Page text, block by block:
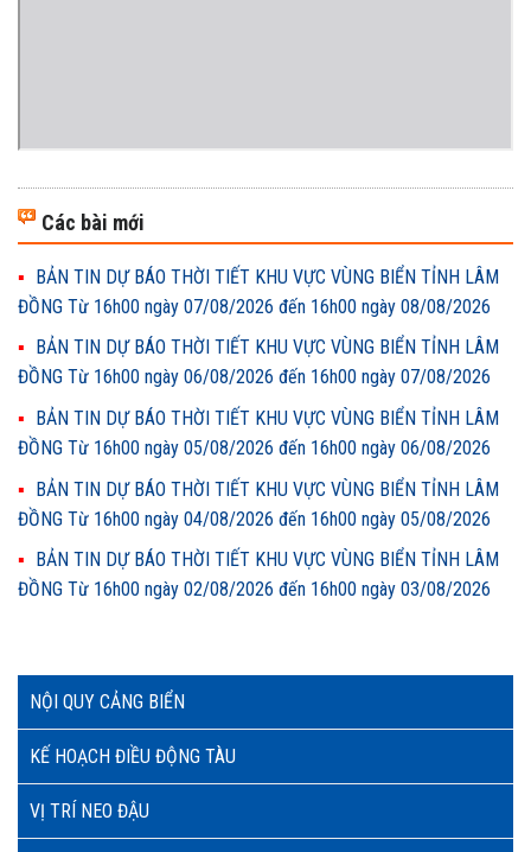
NỘI QUY CẢNG BIỂN
KẾ HOẠCH ĐIỀU ĐỘNG TÀU
VỊ TRÍ NEO ĐẬU
Các bài mới
BẢN TIN DỰ BÁO THỜI TIẾT KHU VỰC VÙNG BIỂN TỈNH LÂM
ĐỒNG Từ 16h00 ngày 07/08/2026 đến 16h00 ngày 08/08/2026
BẢN TIN DỰ BÁO THỜI TIẾT KHU VỰC VÙNG BIỂN TỈNH LÂM
ĐỒNG Từ 16h00 ngày 06/08/2026 đến 16h00 ngày 07/08/2026
BẢN TIN DỰ BÁO THỜI TIẾT KHU VỰC VÙNG BIỂN TỈNH LÂM
ĐỒNG Từ 16h00 ngày 05/08/2026 đến 16h00 ngày 06/08/2026
BẢN TIN DỰ BÁO THỜI TIẾT KHU VỰC VÙNG BIỂN TỈNH LÂM
ĐỒNG Từ 16h00 ngày 04/08/2026 đến 16h00 ngày 05/08/2026
BẢN TIN DỰ BÁO THỜI TIẾT KHU VỰC VÙNG BIỂN TỈNH LÂM
ĐỒNG Từ 16h00 ngày 02/08/2026 đến 16h00 ngày 03/08/2026